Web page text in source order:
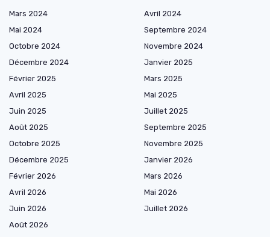
Mars 2024
Avril 2024
Mai 2024
Septembre 2024
Octobre 2024
Novembre 2024
Décembre 2024
Janvier 2025
Février 2025
Mars 2025
Avril 2025
Mai 2025
Juin 2025
Juillet 2025
Août 2025
Septembre 2025
Octobre 2025
Novembre 2025
Décembre 2025
Janvier 2026
Février 2026
Mars 2026
Avril 2026
Mai 2026
Juin 2026
Juillet 2026
Août 2026